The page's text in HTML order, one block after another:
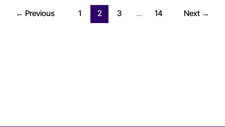
← Previous 1 2 3 … 14 Next →